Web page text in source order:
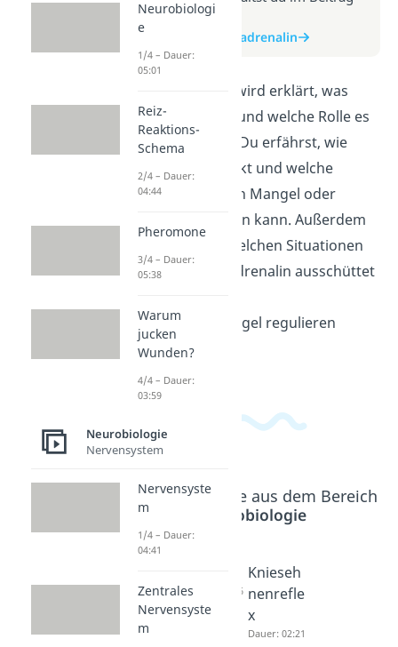
zum Video
zum Beitrag: Noradrenalin
In diesem Video wird erklärt, was
Noradrenalin ist und welche Rolle es
im Körper spielt. Du erfährst, wie
Noradrenalin wirkt und welche
Auswirkungen ein Mangel oder
Überschuss haben kann. Außerdem
wird erklärt, in welchen Situationen
der Körper Noradrenalin ausschüttet
Noradrenalinspiegel regulieren
kannst.
Beliebte Inhalte aus dem Bereich
Neurobiologie
sduktion
Dauer: 04:55
Dauer: 04:36
Knieseh
nenrefle
x
Dauer: 02:21
Neurobiologi
e
1/4 – Dauer:
05:01
Reiz-
Reaktions-
Schema
2/4 – Dauer:
04:44
Pheromone
3/4 – Dauer:
05:38
Warum
jucken
Wunden?
4/4 – Dauer:
03:59
Neurobiologie
Nervensystem
Nervensyste
m
1/4 – Dauer:
04:41
Zentrales
Nervensyste
m